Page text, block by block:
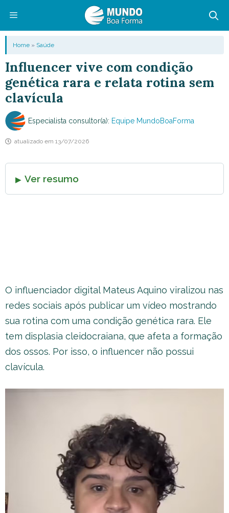
conteúdo
Menu
Home » Saúde
Influencer vive com condição
genética rara e relata rotina sem
clavícula
Especialista consultor(a): Equipe MundoBoaForma
atualizado em 13/07/2026
Ver resumo
O influenciador digital Mateus Aquino viralizou nas
redes sociais após publicar um vídeo mostrando
sua rotina com uma condição genética rara. Ele
tem displasia cleidocraiana, que afeta a formação
dos ossos. Por isso, o influencer não possui
clavícula.